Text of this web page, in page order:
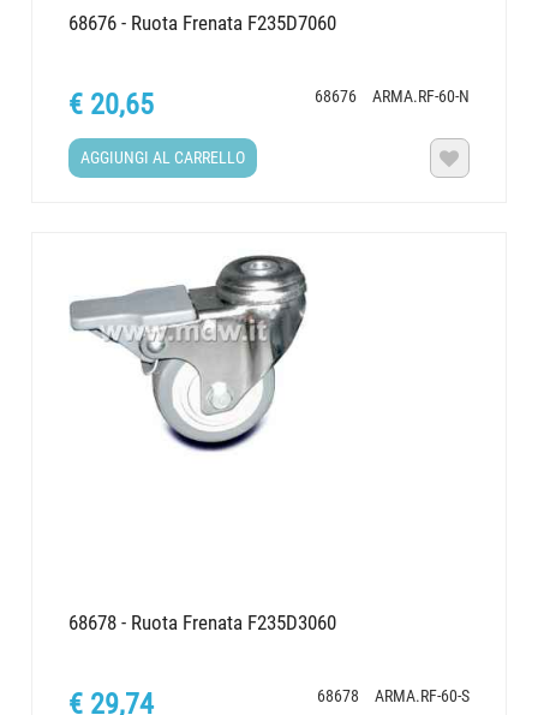
68676 - Ruota Frenata F235D7060
68676 ARMA.RF-60-N
€ 20,65
AGGIUNGI AL CARRELLO 
68678 - Ruota Frenata F235D3060
68678 ARMA.RF-60-S
€ 29,74